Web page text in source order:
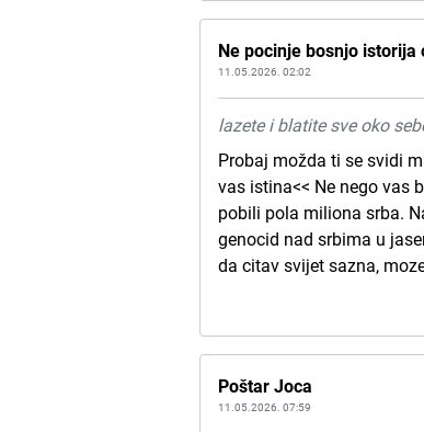
Ne pocinje bosnjo
11.05.2026. 02:02
lazete i blatite sve oko
Probaj možda ti se svidi
vas istina<< Ne nego vas
pobili pola miliona srba.
genocid nad srbima u
da citav svijet sazna,
Poštar Joca
11.05.2026. 07:59